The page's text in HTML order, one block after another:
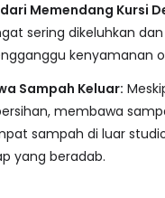
Memendang Kursi
sering dikeluhkan
kenyamanan
Sampah Keluar:
membawa
sampah di luar
yang beradab.